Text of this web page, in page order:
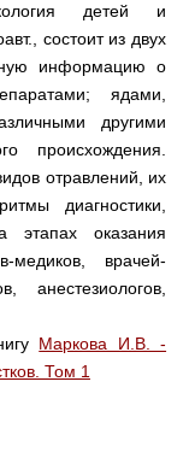
помощи
детей и
состоит из двух
информацию о
ядами,
другими
происхождения.
отравлений, их
диагностики,
оказания
медиков, врачей-
анестезиологов,
Маркова И.В. -
Том 1